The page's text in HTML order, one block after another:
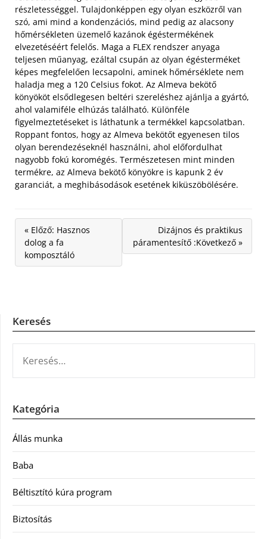
részletességgel. Tulajdonképpen egy olyan eszközről van
szó, ami mind a kondenzációs, mind pedig az alacsony
hőmérsékleten üzemelő kazánok égéstermékének
elvezetéséért felelős. Maga a FLEX rendszer anyaga
teljesen műanyag, ezáltal csupán az olyan égésterméket
képes megfelelően lecsapolni, aminek hőmérséklete nem
haladja meg a 120 Celsius fokot. Az Almeva bekötő
könyököt elsődlegesen beltéri szereléshez ajánlja a gyártó,
ahol valamiféle elhúzás található. Különféle
figyelmeztetéseket is láthatunk a termékkel kapcsolatban.
Roppant fontos, hogy az Almeva bekötőt egyenesen tilos
olyan berendezéseknél használni, ahol előfordulhat
nagyobb fokú koromégés. Természetesen mint minden
termékre, az Almeva bekötő könyökre is kapunk 2 év
garanciát, a meghibásodások esetének kiküszöbölésére.
« Előző: Hasznos
dolog a fa
komposztáló
Dizájnos és praktikus
páramentesítő :Következő »
Keresés
Kategória
Állás munka
Baba
Béltisztító kúra program
Biztosítás